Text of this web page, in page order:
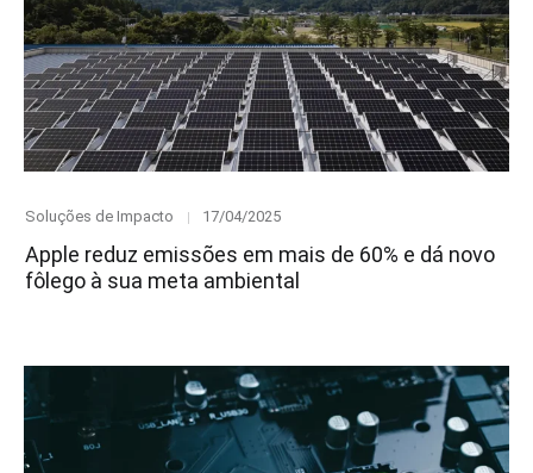
Category
Soluções de Impacto
Posted
17/04/2025
Apple reduz emissões em mais de 60% e dá novo
fôlego à sua meta ambiental